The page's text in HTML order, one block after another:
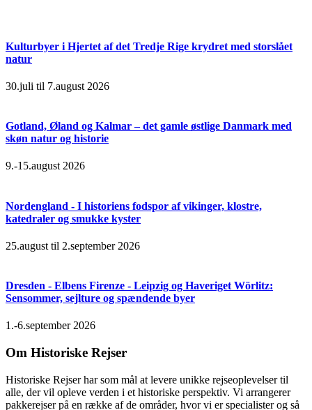
Kulturbyer i Hjertet af det Tredje Rige krydret med storslået
natur
30.juli til 7.august 2026
Gotland, Øland og Kalmar – det gamle østlige Danmark med
skøn natur og historie
9.-15.august 2026
Nordengland - I historiens fodspor af vikinger, klostre,
katedraler og smukke kyster
25.august til 2.september 2026
Dresden - Elbens Firenze - Leipzig og Haveriget Wörlitz:
Sensommer, sejlture og spændende byer
1.-6.september 2026
Om Historiske Rejser
Historiske Rejser har som mål at levere unikke rejseoplevelser til
alle, der vil opleve verden i et historiske perspektiv. Vi arrangerer
pakkerejser på en række af de områder, hvor vi er specialister og så